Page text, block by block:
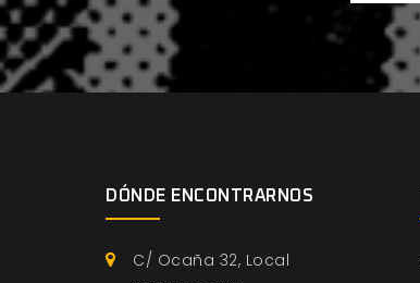
DÓNDE ENCONTRARNOS
C/ Ocaña 32, Local